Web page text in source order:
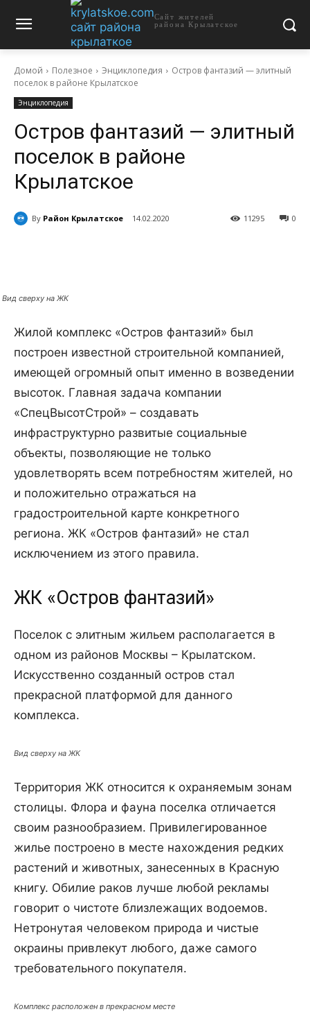
Сайт жителей
района Крылатское
Домой Полезное Энциклопедия
Остров фантазий — элитный
поселок в районе Крылатское
Энциклопедия
Остров фантазий — элитный
поселок в районе
Крылатское
By Район Крылатское 14.02.2020 0
11295
Вид сверху на ЖК
Жилой комплекс «Остров фантазий» был
построен известной строительной компанией,
имеющей огромный опыт именно в возведении
высоток. Главная задача компании
«СпецВысотСтрой» – создавать
инфраструктурно развитые социальные
объекты, позволяющие не только
удовлетворять всем потребностям жителей, но
и положительно отражаться на
градостроительной карте конкретного
региона. ЖК «Остров фантазий» не стал
исключением из этого правила.
ЖК «Остров фантазий»
Поселок с элитным жильем располагается в
одном из районов Москвы – Крылатском.
Искусственно созданный остров стал
прекрасной платформой для данного
комплекса.
Вид сверху на ЖК
Территория ЖК относится к охраняемым зонам
столицы. Флора и фауна поселка отличается
своим разнообразием. Привилегированное
жилье построено в месте нахождения редких
растений и животных, занесенных в Красную
книгу. Обилие раков лучше любой рекламы
говорит о чистоте близлежащих водоемов.
Нетронутая человеком природа и чистые
окраины привлекут любого, даже самого
требовательного покупателя.
Комплекс расположен в прекрасном месте